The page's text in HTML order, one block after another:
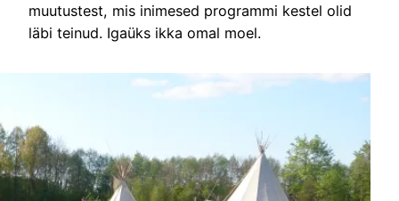
muutustest, mis inimesed programmi kestel olid
läbi teinud. Igaüks ikka omal moel.